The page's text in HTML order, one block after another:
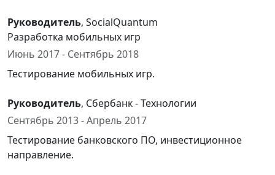
Руководитель, SocialQuantum
Разработка мобильных игр
Июнь 2017 - Сентябрь 2018
Тестирование мобильных игр.
Руководитель, Сбербанк - Технологии
Сентябрь 2013 - Апрель 2017
Тестирование банковского ПО, инвестиционное
направление.